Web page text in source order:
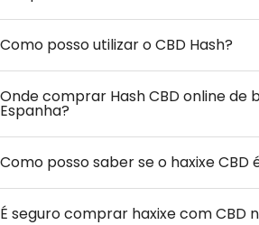
Como posso utilizar o CBD Hash?
Onde comprar Hash CBD online de
Espanha?
Como posso saber se o haxixe CBD
É seguro comprar haxixe com CBD